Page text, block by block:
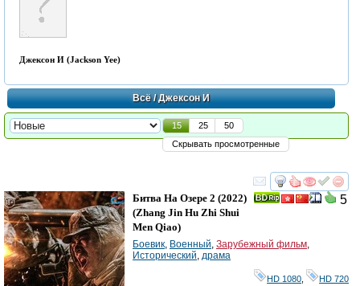
Джексон И (Jackson Yee)
Всё/ Джексон И
15 25
50
Скрывать просмотренные
смотреть
5
Битва На Озере 2 (2022)
(Zhang Jin Hu Zhi Shui
Men Qiao)
Боевик Военный Зарубежный фильм
Исторический драма
HD 1080 HD 720